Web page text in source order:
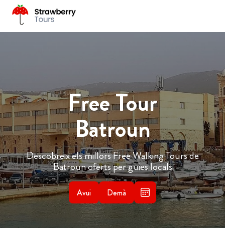
Free Tour
Batroun
Descobreix els millors Free Walking Tours de
Batroun oferts per guies locals
Avui Demà